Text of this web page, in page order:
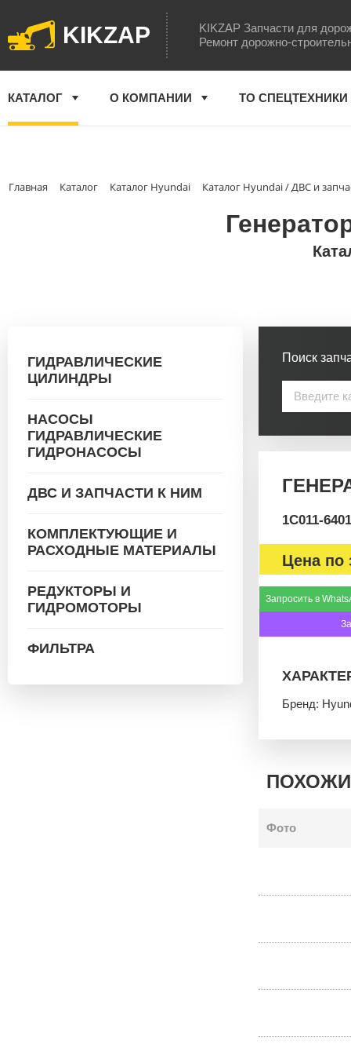
KIKZAP
KIKZAP Запчасти для
Ремонт дорожно-
КАТАЛОГ О КОМПАНИИ ТО СПЕЦТЕХНИКИ
Главная Каталог Каталог Hyundai Каталог Hyundai / ДВС и
ГИДРАВЛИЧЕСКИЕ
ЦИЛИНДРЫ
НАСОСЫ
ГИДРАВЛИЧЕСКИЕ
ГИДРОНАСОСЫ
ДВС И ЗАПЧАСТИ К НИМ
КОМПЛЕКТУЮЩИЕ И
РАСХОДНЫЕ МАТЕРИАЛЫ
РЕДУКТОРЫ И
ГИДРОМОТОРЫ
ФИЛЬТРА
Поиск
1C011-
Цена по
Запросить в
Бренд:
Фото